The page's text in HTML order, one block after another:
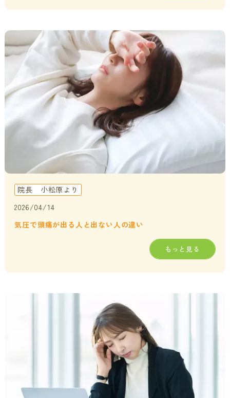
院長 小松原より
2026/04/14
気圧で頭痛が出る人と出ない人の違い
もっと見る